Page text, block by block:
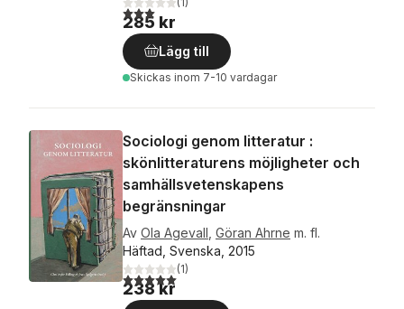
3,0utav 5 stjärnor. Totalt antal röster:
285 kr
Lägg till
Skickas inom 7-10 vardagar
Sociologi genom litteratur :
skönlitteraturens möjligheter och
samhällsvetenskapens
begränsningar
Av Ola Agevall Göran Ahrne m. fl.
Häftad, Svenska, 2015
5,0utav 5 stjärnor. Totalt antal röster:
(1)
238 kr